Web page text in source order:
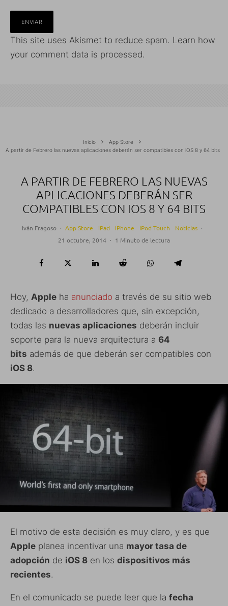
This site uses Akismet to reduce spam. Learn how
your comment data is processed.
Inicio
App Store
A partir de Febrero las nuevas aplicaciones deberán ser compatibles con iOS 8 y 64 bits
A PARTIR DE FEBRERO LAS NUEVAS
APLICACIONES DEBERÁN SER
COMPATIBLES CON IOS 8 Y 64 BITS
Iván Fragoso · App Store iPad iPhone iPod Touch Noticias ·
21 octubre, 2014 · 1 Minuto de lectura
Hoy, Apple ha anunciado a través de su sitio web
dedicado a desarrolladores que, sin excepción,
todas las nuevas aplicaciones deberán incluir
soporte para la nueva arquitectura a 64
bits además de que deberán ser compatibles con
iOS 8.
El motivo de esta decisión es muy claro, y es que
Apple planea incentivar una mayor tasa de
adopción de iOS 8 en los dispositivos más
recientes.
En el comunicado se puede leer que la fecha